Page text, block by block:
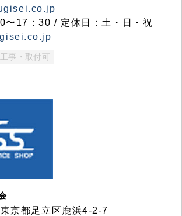
〜17：30 / 定休日：土・日・祝
工事・取付可
京都足立区鹿浜4-2-7